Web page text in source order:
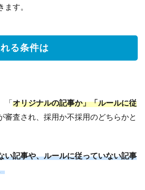
ます。
る条件は
「 オリジナルの記事か」「ルールに従
審査され、採用か不採用のどちらかと
い記事や、ルールに従っていない記事